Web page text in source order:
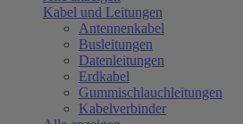
Kabel und Leitungen
Antennenkabel
Busleitungen
Datenleitungen
Erdkabel
Gummischlauchleitungen
Kabelverbinder